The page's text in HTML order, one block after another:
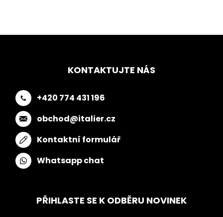
KONTAKTUJTE NÁS
+420 774 431 196
obchod@italier.cz
Kontaktní formulář
Whatsapp chat
PŘIHLASTE SE K ODBĚRU NOVINEK